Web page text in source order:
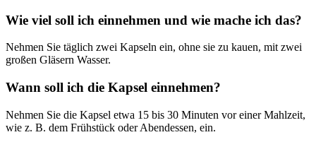
Wie viel soll ich einnehmen und wie mache ich das?
Nehmen Sie täglich zwei Kapseln ein, ohne sie zu kauen, mit zwei
großen Gläsern Wasser.
Wann soll ich die Kapsel einnehmen?
Nehmen Sie die Kapsel etwa 15 bis 30 Minuten vor einer Mahlzeit,
wie z. B. dem Frühstück oder Abendessen, ein.